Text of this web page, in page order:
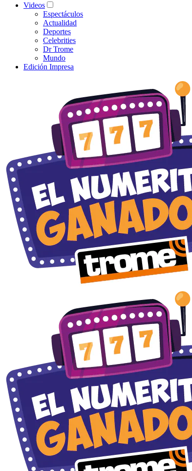
Videos
Espectáculos
Actualidad
Deportes
Celebrities
Dr Trome
Mundo
Edición Impresa